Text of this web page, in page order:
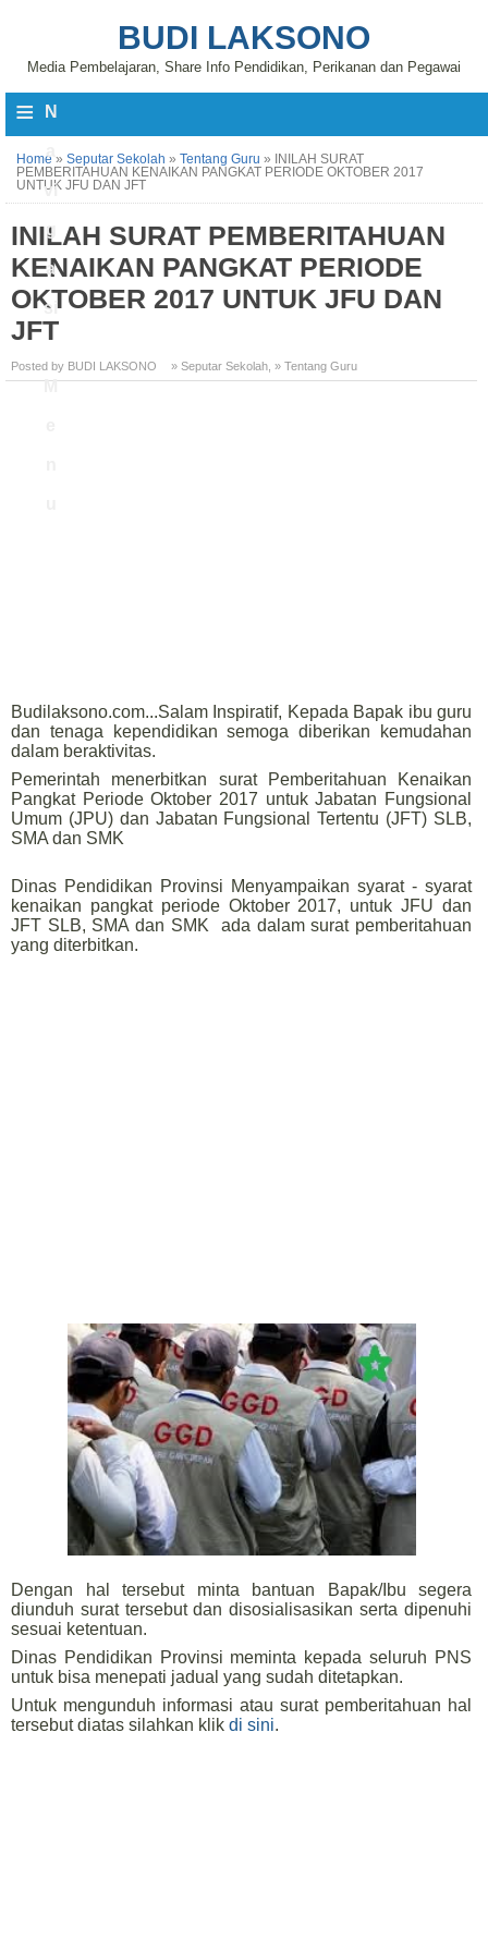
BUDI LAKSONO
Media Pembelajaran, Share Info Pendidikan, Perikanan dan Pegawai
≡ N
vi
g
a
si
M
Home » Seputar Sekolah » Tentang Guru »
INILAH SURAT
PEMBERITAHUAN KENAIKAN PANGKAT PERIODE OKTOBER 2017
UNTUK JFU DAN JFT
INILAH SURAT PEMBERITAHUAN
KENAIKAN PANGKAT PERIODE
OKTOBER 2017 UNTUK JFU DAN
JFT
Posted by BUDI LAKSONO » Seputar Sekolah » Tentang Guru
Budilaksono.com...Salam Inspiratif, Kepada Bapak ibu guru
dan tenaga kependidikan semoga diberikan kemudahan
dalam beraktivitas.
Pemerintah menerbitkan surat Pemberitahuan Kenaikan
Pangkat Periode Oktober 2017 untuk Jabatan Fungsional
Umum (JPU) dan Jabatan Fungsional Tertentu (JFT) SLB,
SMA dan SMK
Dinas Pendidikan Provinsi Menyampaikan syarat - syarat
kenaikan pangkat periode Oktober 2017, untuk JFU dan
JFT SLB, SMA dan SMK ada dalam surat pemberitahuan
yang diterbitkan.
Dengan hal tersebut minta bantuan Bapak/Ibu segera
diunduh surat tersebut dan disosialisasikan serta dipenuhi
sesuai ketentuan.
Dinas Pendidikan Provinsi meminta kepada seluruh PNS
untuk bisa menepati jadual yang sudah ditetapkan.
Untuk mengunduh informasi atau surat pemberitahuan hal
tersebut diatas silahkan klik di sini.